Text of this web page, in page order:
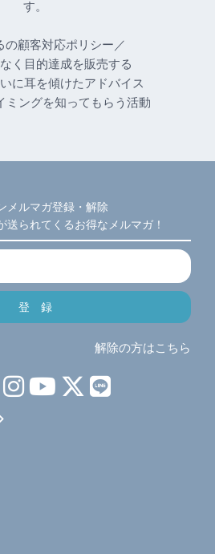
す。
の顧客対応ポリシー／
く目的達成を販売する
に耳を傾けたアドバイス
ミングを知ってもらう活動
メルマガ登録・解除
送られてくるお得なメルマガ！
解除の方はこちら